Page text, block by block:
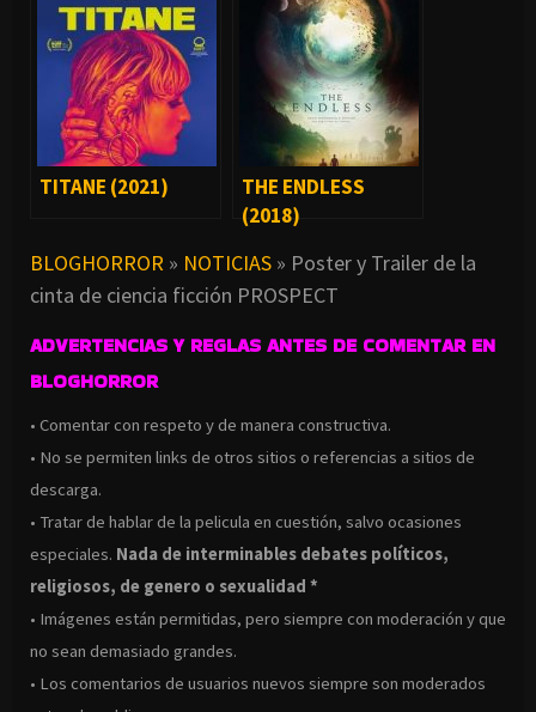
TITANE (2021)
THE ENDLESS
(2018)
BLOGHORROR » NOTICIAS » Poster y Trailer de la
cinta de ciencia ficción PROSPECT
ADVERTENCIAS Y REGLAS ANTES DE COMENTAR EN
BLOGHORROR
• Comentar con respeto y de manera constructiva.
• No se permiten links de otros sitios o referencias a sitios de
descarga.
• Tratar de hablar de la pelicula en cuestión, salvo ocasiones
especiales. Nada de interminables debates políticos,
religiosos, de genero o sexualidad *
• Imágenes están permitidas, pero siempre con moderación y que
no sean demasiado grandes.
• Los comentarios de usuarios nuevos siempre son moderados